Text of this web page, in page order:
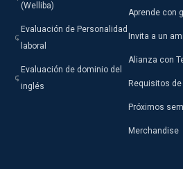
(Welliba)
Evaluación de Personalidad
laboral
Evaluación de dominio del
inglés
Aprende con
Invita a un
Alianza con
Requisitos
Próximos
Merchandise